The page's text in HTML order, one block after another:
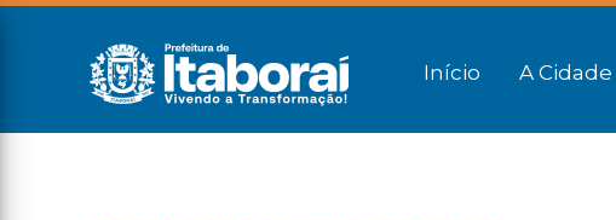
Início A Cidade